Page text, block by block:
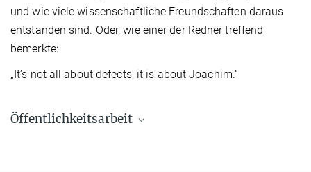
und wie viele wissenschaftliche Freundschaften daraus
entstanden sind. Oder, wie einer der Redner treffend
bemerkte:
„It’s not all about defects, it is about Joachim.“
Öffentlichkeitsarbeit